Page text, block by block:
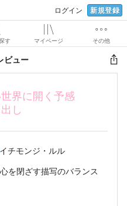
ログイン 新規登録
す マイページ その他
ビュー
界に開く予感
し
イチモンジ・ルル
を閉ざす描写のバランス